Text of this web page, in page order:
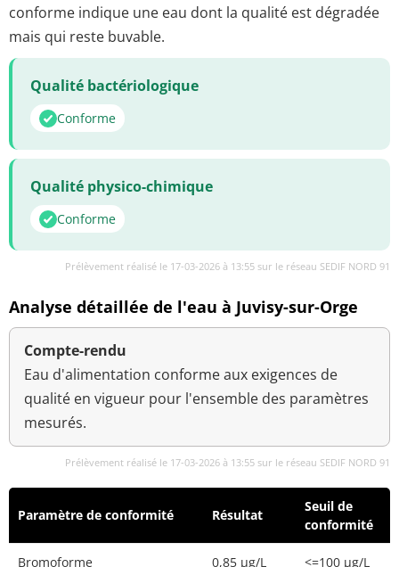
conforme indique une eau dont la qualité est dégradée
mais qui reste buvable.
Qualité bactériologique
Conforme
Qualité physico-chimique
Conforme
Prélèvement réalisé le 17-03-2026 à 13:55 sur le réseau SEDIF NORD 91
Analyse détaillée de l'eau à Juvisy-sur-Orge
Compte-rendu
Eau d'alimentation conforme aux exigences de
qualité en vigueur pour l'ensemble des paramètres
mesurés.
Prélèvement réalisé le 17-03-2026 à 13:55 sur le réseau SEDIF NORD 91
Paramètre de conformité Résultat
Seuil de
conformité
Bromoforme 0,85 µg/L <=100 µg/L